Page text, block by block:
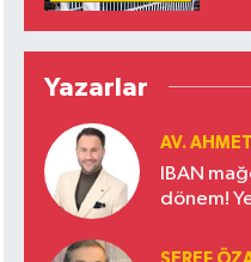
Yazarlar
AV.
IBAN
dönem!